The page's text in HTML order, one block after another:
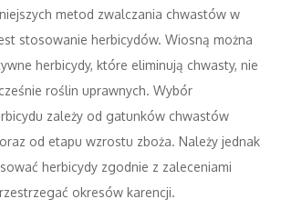
metod zwalczania chwastów w
stosowanie herbicydów. Wiosną można
herbicydy, które eliminują chwasty, nie
roślin uprawnych. Wybór
zależy od gatunków chwastów
od etapu wzrostu zboża. Należy jednak
herbicydy zgodnie z zaleceniami
okresów karencji.